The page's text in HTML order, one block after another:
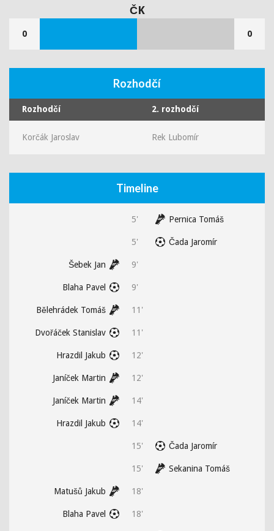
ČK
0 0
Rozhodčí
Rozhodčí 2. rozhodčí
Korčák Jaroslav Rek Lubomír
Timeline
5' Pernica Tomáš
5' Čada Jaromír
Šebek Jan 9'
Blaha Pavel 9'
Bělehrádek Tomáš 11'
Dvořáček Stanislav 11'
Hrazdil Jakub 12'
Janíček Martin 12'
Janíček Martin 14'
Hrazdil Jakub 14'
15' Čada Jaromír
15' Sekanina Tomáš
Matušů Jakub 18'
Blaha Pavel 18'